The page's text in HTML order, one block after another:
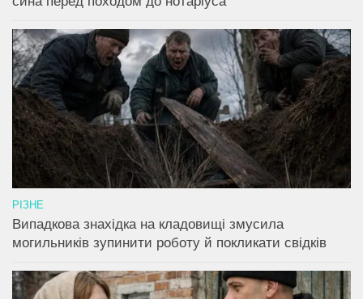
РІЗНЕ
Випадкова знахідка на кладовищі змусила
могильників зупинити роботу й покликати свідків